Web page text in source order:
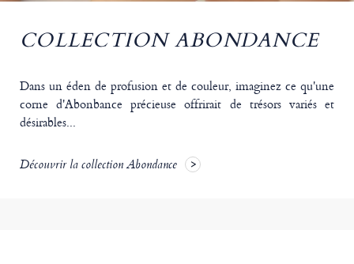
COLLECTION ABONDANCE
Dans un éden de profusion et de couleur, imaginez ce qu'une
corne d'Abonbance précieuse offrirait de trésors variés et
désirables...
Découvrir la collection Abondance